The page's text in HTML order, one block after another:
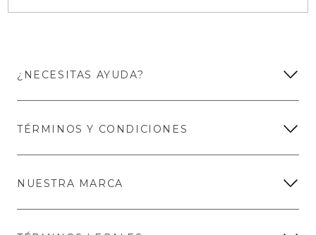
¿NECESITAS AYUDA?
TÉRMINOS Y CONDICIONES
NUESTRA MARCA